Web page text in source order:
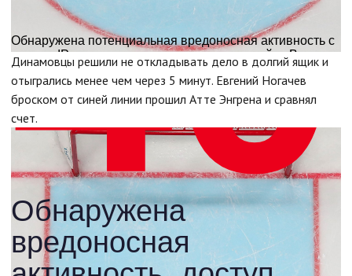
Динамовцы решили не откладывать дело в долгий ящик и
отыгрались менее чем через 5 минут. Евгений Ногачев
броском от синей линии прошил Атте Энгрена и сравнял
счет.